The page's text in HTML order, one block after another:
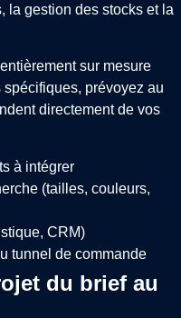
la gestion des stocks et la
sur mesure
prévoyez au
directement de vos
à intégrer
(tailles, couleurs,
CRM)
tunnel de commande
du brief au